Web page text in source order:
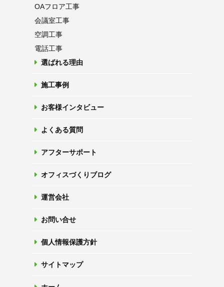
OAフロア工事
会議室工事
空調工事
電話工事
選ばれる理由
施工事例
お客様インタビュー
よくある質問
アフターサポート
オフィスづくりブログ
運営会社
お問い合せ
個人情報保護方針
サイトマップ